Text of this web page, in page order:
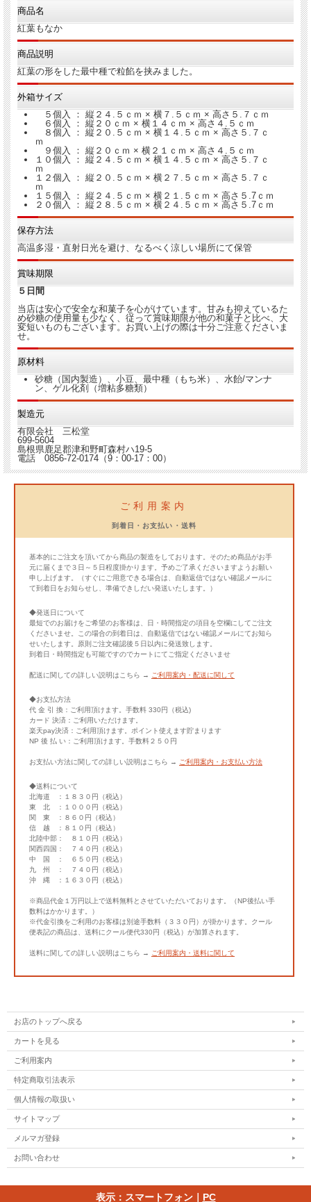
商品名
紅葉もなか
商品説明
紅葉の形をした最中種で粒餡を挟みました。
外箱サイズ
５個入 ： 縦２４.５ｃｍ × 横７.５ｃｍ × 高さ５.７ｃｍ
６個入 ： 縦２０ｃｍ × 横１４ｃｍ × 高さ４.５ｃｍ
８個入 ： 縦２０.５ｃｍ × 横１４.５ｃｍ × 高さ５.７ｃ
ｍ
９個入 ： 縦２０ｃｍ × 横２１ｃｍ × 高さ４.５ｃｍ
１０個入 ： 縦２４.５ｃｍ × 横１４.５ｃｍ × 高さ５.７ｃ
ｍ
１２個入 ： 縦２０.５ｃｍ × 横２７.５ｃｍ × 高さ５.７ｃ
ｍ
１５個入 ： 縦２４.５ｃｍ × 横２１.５ｃｍ × 高さ５.7ｃｍ
２０個入 ： 縦２８.５ｃｍ × 横２４.５ｃｍ × 高さ５.7ｃｍ
保存方法
高温多湿・直射日光を避け、なるべく涼しい場所にて保管
賞味期限
５日間
当店は安心で安全な和菓子を心がけています。甘みも抑えているた
め砂糖の使用量も少なく、従って賞味期限が他の和菓子と比べ、大
変短いものもございます。お買い上げの際は十分ご注意くださいま
せ。
原材料
砂糖（国内製造）、小豆、最中種（もち米）、水飴/マンナ
ン、ゲル化剤（増粘多糖類）
製造元
有限会社 三松堂
699-5604
島根県鹿足郡津和野町森村ハ19-5
電話 0856-72-0174（9：00-17：00）
ご利用案内
到着日・お支払い・送料
基本的にご注文を頂いてから商品の製造をしております。そのため商品がお手
元に届くまで３日～５日程度掛かります。予めご了承くださいますようお願い
申し上げます。（すぐにご用意できる場合は、自動返信ではない確認メールに
て到着日をお知らせし、準備できしだい発送いたします。）
◆発送日について
最短でのお届けをご希望のお客様は、日・時間指定の項目を空欄にしてご注文
くださいませ。この場合の到着日は、自動返信ではない確認メールにてお知ら
せいたします。原則ご注文確認後５日以内に発送致します。
到着日・時間指定も可能ですのでカートにてご指定くださいませ
配送に関しての詳しい説明はこちら → ご利用案内・配送に関して
◆お支払方法
代 金 引 換：ご利用頂けます。手数料 330円（税込)
カード 決済：ご利用いただけます。
楽天pay決済：ご利用頂けます。ポイント使えます貯まります
NP 後 払 い：ご利用頂けます。手数料２５０円
お支払い方法に関しての詳しい説明はこちら → ご利用案内・お支払い方法
◆送料について
北海道 ：１８３０円（税込）
東 北 ：１０００円（税込）
関 東 ：８６０円（税込）
信 越 ：８１０円（税込）
北陸中部： ８１０円（税込）
関西四国： ７４０円（税込）
中 国 ： ６５０円（税込）
九 州 ： ７４０円（税込）
沖 縄 ：１６３０円（税込）
※商品代金１万円以上で送料無料とさせていただいております。（NP後払い手
数料はかかります。）
※代金引換をご利用のお客様は別途手数料（３３０円）が掛かります。クール
便表記の商品は、送料にクール便代330円（税込）が加算されます。
送料に関しての詳しい説明はこちら → ご利用案内・送料に関して
お店のトップへ戻る
カートを見る
ご利用案内
特定商取引法表示
個人情報の取扱い
サイトマップ
メルマガ登録
お問い合わせ
表示：スマートフォン｜ PC